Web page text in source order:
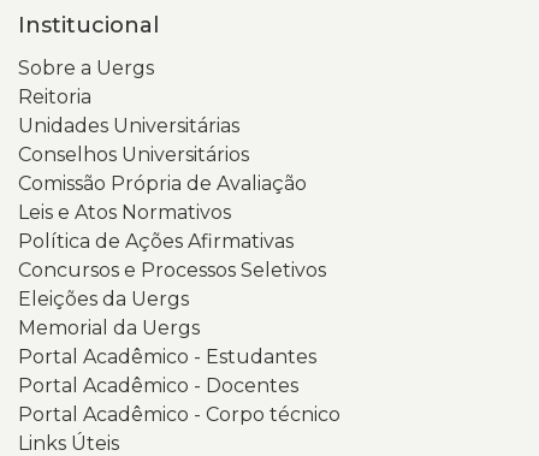
moletom
verde-
claro.
Na
tela
do
celular,
aparece
a
página
da
Consulta
Popular
2026,
com
suave.
Na
tela
está
aberta
a
página
inicial
do
Portal
da
Transparência
e
Governança
da
Institucional
Sobre a Uergs
Reitoria
Unidades Universitárias
Conselhos Universitários
Comissão Própria de Avaliação
Leis e Atos Normativos
Política de Ações Afirmativas
Concursos e Processos Seletivos
Eleições da Uergs
Memorial da Uergs
Portal Acadêmico - Estudantes
Portal Acadêmico - Docentes
Portal Acadêmico - Corpo técnico
Links Úteis